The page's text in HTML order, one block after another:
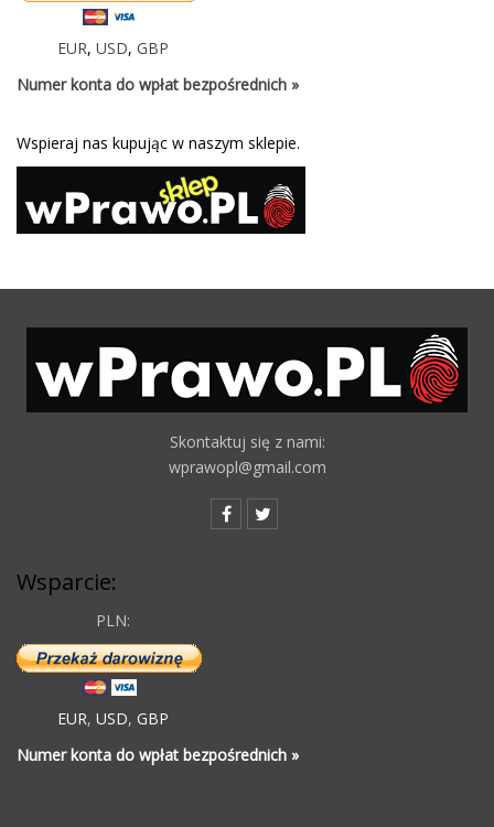
EUR, USD, GBP
Numer konta do wpłat bezpośrednich »
Wspieraj nas kupując w naszym sklepie.
Skontaktuj się z nami:
wprawopl@gmail.com
Wsparcie:
PLN:
EUR, USD, GBP
Numer konta do wpłat bezpośrednich »